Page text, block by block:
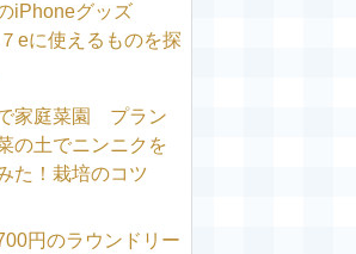
iPhoneグッズ
eに使えるものを探
家庭菜園 プラン
の土でニンニクを
た！栽培のコツ
円のラウンドリー